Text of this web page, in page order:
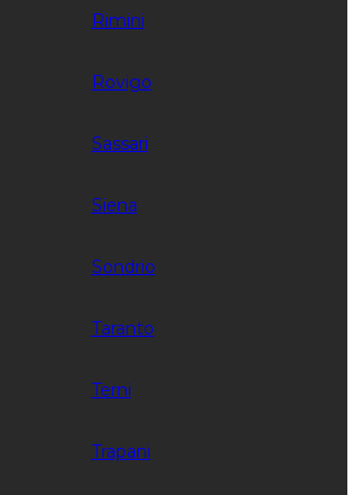
Rimini
Rovigo
Sassari
Siena
Sondrio
Taranto
Terni
Trapani